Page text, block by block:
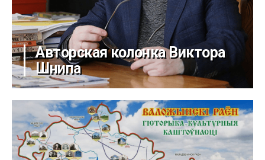
Авторская колонка Виктора
Шнипа